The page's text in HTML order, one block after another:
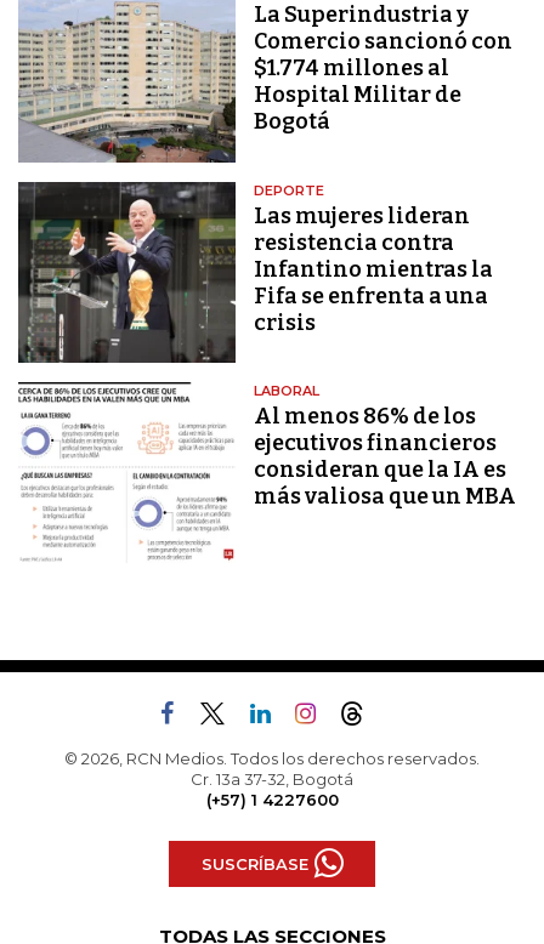
La Superindustria y
Comercio sancionó con
$1.774 millones al
Hospital Militar de
Bogotá
DEPORTE
Las mujeres lideran
resistencia contra
Infantino mientras la
Fifa se enfrenta a una
crisis
LABORAL
Al menos 86% de los
ejecutivos financieros
consideran que la IA es
más valiosa que un MBA
© 2026, RCN Medios. Todos los derechos reservados.
Cr. 13a 37-32, Bogotá
(+57) 1 4227600
SUSCRÍBASE
TODAS LAS SECCIONES